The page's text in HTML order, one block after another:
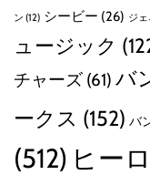
ン (12) シービー (26) ジ
ュージック
チャーズ (61) バ
ークス (152) バ
(512) ヒー